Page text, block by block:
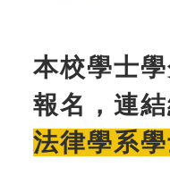
本校學士
報名，連
法律學系